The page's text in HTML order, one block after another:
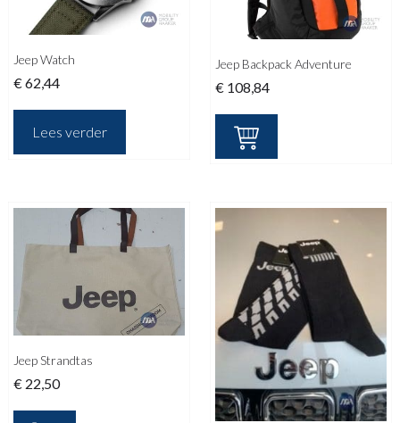
Jeep Watch
€ 62,44
Lees verder
Jeep Backpack Adventure
€ 108,84
Jeep Strandtas
€ 22,50